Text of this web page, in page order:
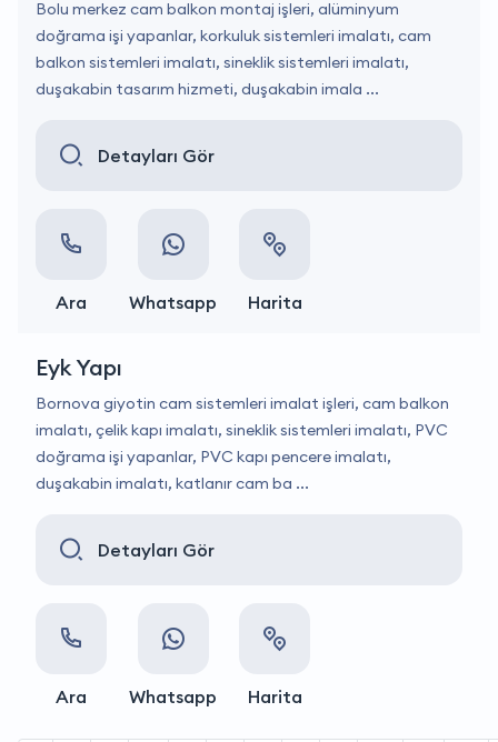
Bolu merkez cam balkon montaj işleri, alüminyum
doğrama işi yapanlar, korkuluk sistemleri imalatı, cam
balkon sistemleri imalatı, sineklik sistemleri imalatı,
duşakabin tasarım hizmeti, duşakabin imala ...
Detayları Gör
Ara Whatsapp Harita
Eyk Yapı
Bornova giyotin cam sistemleri imalat işleri, cam balkon
imalatı, çelik kapı imalatı, sineklik sistemleri imalatı, PVC
doğrama işi yapanlar, PVC kapı pencere imalatı,
duşakabin imalatı, katlanır cam ba ...
Detayları Gör
Ara Whatsapp Harita